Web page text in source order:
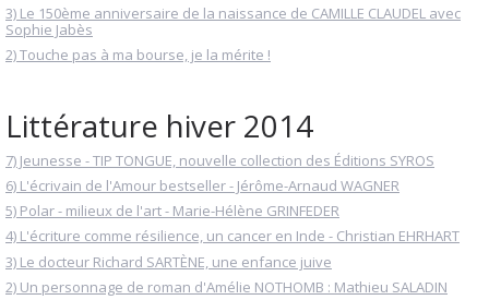
3) Le 150ème anniversaire de la naissance de CAMILLE CLAUDEL avec
Sophie Jabès
2) Touche pas à ma bourse, je la mérite !
Littérature hiver 2014
7) Jeunesse - TIP TONGUE, nouvelle collection des Éditions SYROS
6) L'écrivain de l'Amour bestseller - Jérôme-Arnaud WAGNER
5) Polar - milieux de l'art - Marie-Hélène GRINFEDER
4) L'écriture comme résilience, un cancer en Inde - Christian EHRHART
3) Le docteur Richard SARTÈNE, une enfance juive
2) Un personnage de roman d'Amélie NOTHOMB : Mathieu SALADIN